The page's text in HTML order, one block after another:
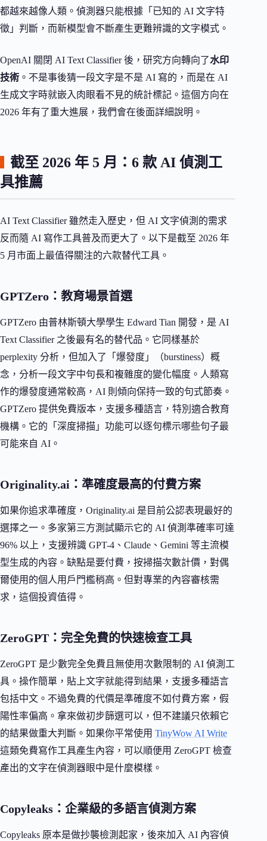
都越來越像人類。偵測器只能根據「已知的 AI 文字特
徵」判斷，而新模型會不斷產生更難辨識的文字模式。
OpenAI 關閉 AI Text Classifier 後，研究方向轉向了水印
技術 。不是事後猜一段文字是不是 AI 寫的，而是在 AI
生成文字時就嵌入肉眼看不見的統計標記。這個方向在
2026 年有了重大進展，我們會在後面詳細說明。
截至 2026 年 5 月：6 款 AI 偵測工
具推薦
AI Text Classifier 雖然走入歷史，但 AI 文字偵測的需求
反而隨 AI 寫作工具普及而更大了。以下是截至 2026 年
5 月市面上最值得關注的六款替代工具。
GPTZero：教育場景首選
GPTZero 由普林斯頓大學學生 Edward Tian 開發，是 AI
Text Classifier 之後最有名的替代品。它同樣基於
perplexity 分析，但加入了「爆發度」（burstiness）概
念，分析一段文字中句長和複雜度的變化幅度。人類寫
作的爆發度通常較高，AI 則傾向保持一致的句式節奏。
GPTZero 提供免費版本，支援多種語言，特別適合教育
機構。它的「深度掃描」功能可以逐句標示哪些句子最
可能來自 AI。
Originality.ai：準確度最高的付費方案
如果你追求準確度，Originality.ai 是目前公認表現最好的
選擇之一。多家第三方測試顯示它的 AI 偵測準確率可達
96% 以上，支援辨識 GPT-4、Claude、Gemini 等主流模
型生成的內容。缺點是要付費，按掃描次數計價，對偶
爾使用的個人用戶門檻稍高。但對專業的內容審核需
求，這個投資值得。
ZeroGPT：完全免費的快速檢查工具
ZeroGPT 是少數完全免費且無使用次數限制的 AI 偵測工
具。操作簡單，貼上文字就能得到結果，支援多種語言
包括中文。不過免費的代價是準確度不如付費方案，假
陽性率偏高。拿來做初步篩選可以，但不建議只依賴它
的結果做重大判斷。如果你平常使用 TinyWow AI Write
這類免費寫作工具產生內容，可以順便用 ZeroGPT 檢查
產出的文字在偵測器眼中是什麼模樣。
Copyleaks：企業級的多語言偵測方案
Copyleaks 原本是做抄襲檢測起家，後來加入 AI 內容偵